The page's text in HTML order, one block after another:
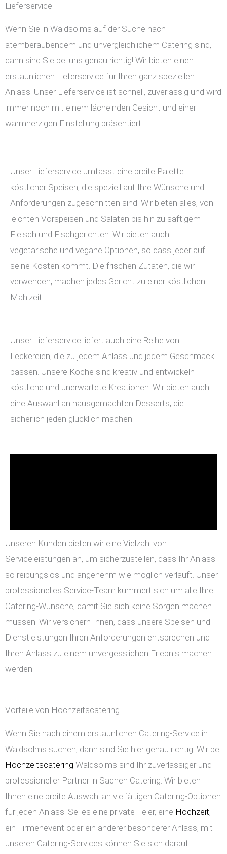
Lieferservice
Wenn Sie in Waldsolms auf der Suche nach
atemberaubendem und unvergleichlichem Catering sind,
dann sind Sie bei uns genau richtig! Wir bieten einen
erstaunlichen Lieferservice für Ihren ganz speziellen
Anlass. Unser Lieferservice ist schnell, zuverlässig und wird
immer noch mit einem lächelnden Gesicht und einer
warmherzigen Einstellung präsentiert.
Unser Lieferservice umfasst eine breite Palette
köstlicher Speisen, die speziell auf Ihre Wünsche und
Anforderungen zugeschnitten sind. Wir bieten alles, von
leichten Vorspeisen und Salaten bis hin zu saftigem
Fleisch und Fischgerichten. Wir bieten auch
vegetarische und vegane Optionen, so dass jeder auf
seine Kosten kommt. Die frischen Zutaten, die wir
verwenden, machen jedes Gericht zu einer köstlichen
Mahlzeit.
Unser Lieferservice liefert auch eine Reihe von
Leckereien, die zu jedem Anlass und jedem Geschmack
passen. Unsere Köche sind kreativ und entwickeln
köstliche und unerwartete Kreationen. Wir bieten auch
eine Auswahl an hausgemachten Desserts, die
sicherlich jeden glücklich machen.
Unseren Kunden bieten wir eine Vielzahl von
Serviceleistungen an, um sicherzustellen, dass Ihr Anlass
so reibungslos und angenehm wie möglich verläuft. Unser
professionelles Service-Team kümmert sich um alle Ihre
Catering-Wünsche, damit Sie sich keine Sorgen machen
müssen. Wir versichern Ihnen, dass unsere Speisen und
Dienstleistungen Ihren Anforderungen entsprechen und
Ihren Anlass zu einem unvergesslichen Erlebnis machen
werden.
Vorteile von Hochzeitscatering
Wenn Sie nach einem erstaunlichen Catering-Service in
Waldsolms suchen, dann sind Sie hier genau richtig! Wir bei
Hochzeitscatering Waldsolms sind Ihr zuverlässiger und
professioneller Partner in Sachen Catering. Wir bieten
Ihnen eine breite Auswahl an vielfältigen Catering-Optionen
für jeden Anlass. Sei es eine private Feier, eine Hochzeit,
ein Firmenevent oder ein anderer besonderer Anlass, mit
unseren Catering-Services können Sie sich darauf